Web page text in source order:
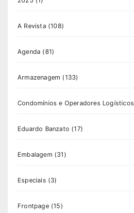
A Revista(108)
Agenda (81)
Armazenagem (133)
Condomínios e Operadores Logísticos
Eduardo Banzato (17)
Embalagem(31)
Especiais (3)
Frontpage(15)